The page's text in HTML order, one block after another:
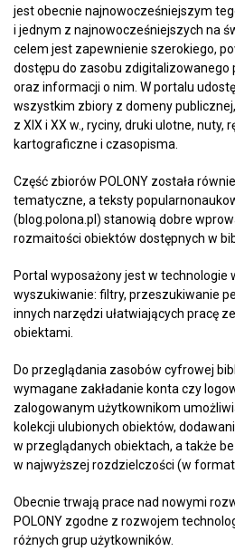
jest obecnie najnowocześniejszym
i jednym z najnowocześniejszych na
celem jest zapewnienie szerokiego,
dostępu do zasobu zdigitalizowanego
oraz informacji o nim. W portalu
wszystkim zbiory z domeny
z XIX i XX w., ryciny, druki ulotne, nuty,
kartograficzne i czasopisma.
Część zbiorów POLONY została
tematyczne, a teksty
(blog.polona.pl) stanowią dobre
rozmaitości obiektów dostępnych w
Portal wyposażony jest w technologie
wyszukiwanie: filtry, przeszukiwanie
innych narzędzi ułatwiających pracę
obiektami.
Do przeglądania zasobów cyfrowej
wymagane zakładanie konta czy
zalogowanym użytkownikom
kolekcji ulubionych obiektów,
w przeglądanych obiektach, a także
w najwyższej rozdzielczości (w
Obecnie trwają prace nad nowymi
POLONY zgodne z rozwojem
różnych grup użytkowników.